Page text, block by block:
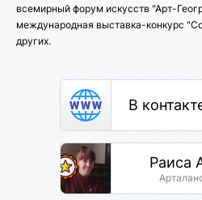
всемирный форум искусств "Арт-
международная выставка-конкурс
других.
В
Раиса